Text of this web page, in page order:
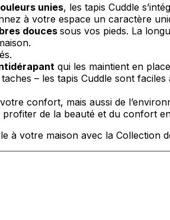
unies, les tapis Cuddle
à votre espace un caractère
douces sous vos pieds. La
qui les maintient en
– les tapis Cuddle sont
confort, mais aussi de
de la beauté et du confort
à votre maison avec la Collection
indispensables sont cruciaux pour les
aucune donnée permettant d'identifier
liés aux préférences permettent au site de
votre langue préférée ou la région dans laquelle